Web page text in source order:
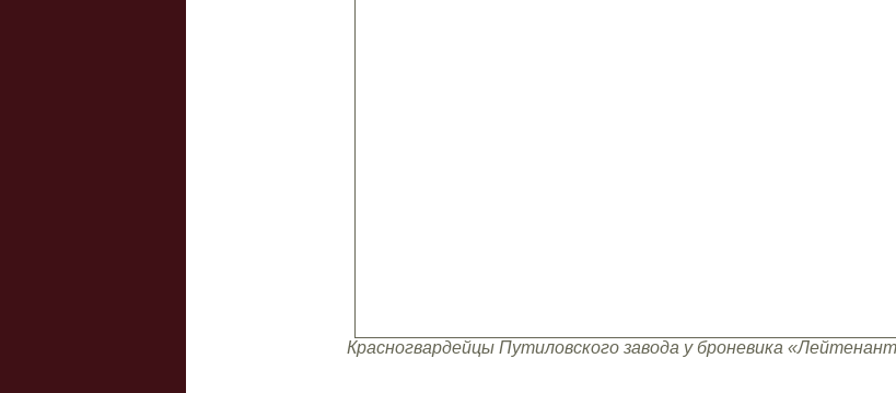
Красногвардейцы Путиловского завода у броневика